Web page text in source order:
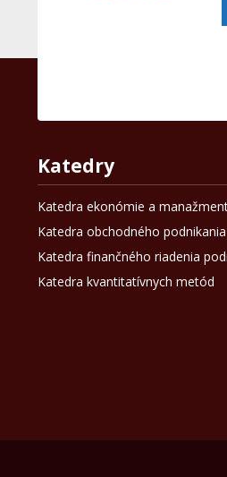
Katedry
Katedra ekonómie a
Katedra obchodného podnikania
Katedra finančného riadenia
Katedra kvantitatívnych metód